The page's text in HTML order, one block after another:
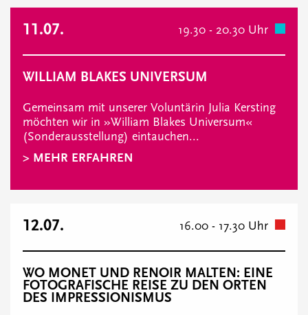
11.07. 19.30 - 20.30 Uhr
WILLIAM BLAKES UNIVERSUM
Gemeinsam mit unserer Voluntärin Julia Kersting
möchten wir in »William Blakes Universum«
(Sonderausstellung) eintauchen...
> MEHR ERFAHREN
12.07. 16.00 - 17.30 Uhr
WO MONET UND RENOIR MALTEN: EINE
FOTOGRAFISCHE REISE ZU DEN ORTEN
DES IMPRESSIONISMUS